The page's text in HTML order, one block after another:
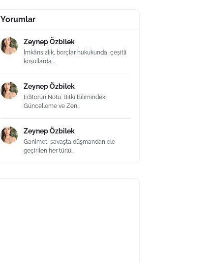
Yorumlar
Zeynep Özbilek
İmkânsızlık, borçlar hukukunda, çeşitli
koşullarda...
Zeynep Özbilek
Editörün Notu: Bitki Bilimindeki
Güncelleme ve Zen...
Zeynep Özbilek
Ganimet, savaşta düşmandan ele
geçirilen her türlü...